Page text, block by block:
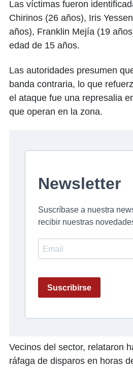
Las víctimas fueron
Chirinos (26 años), Iris
años), Franklin Mejía (19
edad de 15 años.
Las autoridades presumen
banda contraria, lo que
el ataque fue una represalia
que operan en la zona.
Vecinos del sector, relataron
ráfaga de disparos en horas